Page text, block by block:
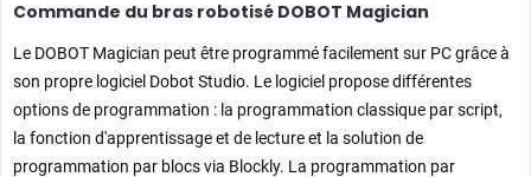
Commande du bras robotisé DOBOT Magician
Le DOBOT Magician peut être programmé facilement sur PC grâce à
son propre logiciel Dobot Studio. Le logiciel propose différentes
options de programmation : la programmation classique par script,
la fonction d'apprentissage et de lecture et la solution de
programmation par blocs via Blockly. La programmation par